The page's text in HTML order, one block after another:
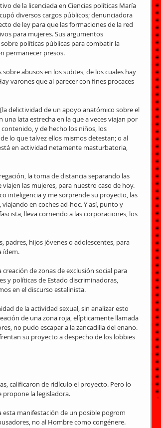
de la licenciada en Ciencias políticas María
diversos cargos públicos; denunciadora
de ley para que las formaciones de la red
para mujeres. Sus argumentos
políticas públicas para combatir la
permanecer presos.
abusos en los subtes, de los cuales hay
varones que al parecer con fines procaces
delictividad de un apoyo anatómico sobre el
lata estrecha en la que a veces viajan por
y de hecho los niños, los
lo que talvez ellos mismos detestan; o al
en actividad netamente masturbatoria,
la toma de distancia separando las
las mujeres, para nuestro caso de hoy.
inteligencia y me sorprende su proyecto, las
en coches ad-hoc. Y así, punto y
lleva corriendo a las corporaciones, los
padres, hijos jóvenes o adolescentes, para
ídem.
de zonas de exclusión social para
y políticas de Estado discriminadoras,
en el discurso estalinista.
de la actividad sexual, sin analizar esto
de una zona roja, elípticamente llamada
no pudo escapar a la zancadilla del enano.
su proyecto a despecho de los lobbies
calificaron de ridículo el proyecto. Pero lo
propone la legisladora.
manifestación de un posible pogrom
no al Hombre como congénere.